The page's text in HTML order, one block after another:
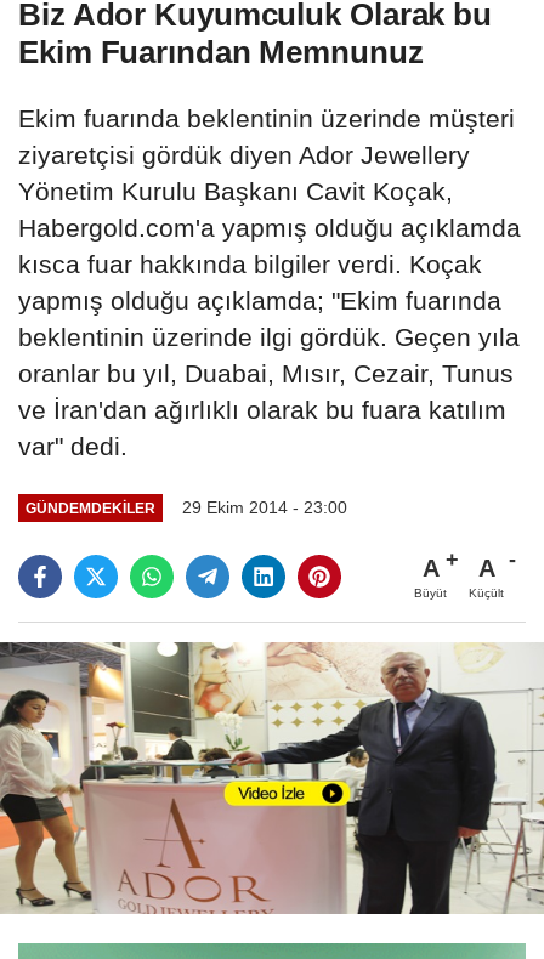
Biz Ador Kuyumculuk Olarak bu
Ekim Fuarından Memnunuz
Ekim fuarında beklentinin üzerinde müşteri
ziyaretçisi gördük diyen Ador Jewellery
Yönetim Kurulu Başkanı Cavit Koçak,
Habergold.com'a yapmış olduğu açıklamda
kısca fuar hakkında bilgiler verdi. Koçak
yapmış olduğu açıklamda; "Ekim fuarında
beklentinin üzerinde ilgi gördük. Geçen yıla
oranlar bu yıl, Duabai, Mısır, Cezair, Tunus
ve İran'dan ağırlıklı olarak bu fuara katılım
var" dedi.
GÜNDEMDEKILER 29 Ekim 2014 - 23:00
A
Büyüt
A
Küçült